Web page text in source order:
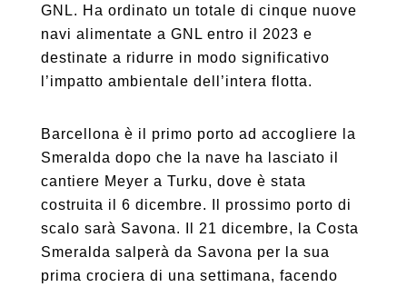
GNL. Ha ordinato un totale di cinque nuove
navi alimentate a GNL entro il 2023 e
destinate a ridurre in modo significativo
l’impatto ambientale dell’intera flotta.
Barcellona è il primo porto ad accogliere la
Smeralda dopo che la nave ha lasciato il
cantiere Meyer a Turku, dove è stata
costruita il 6 dicembre. Il prossimo porto di
scalo sarà Savona. Il 21 dicembre, la Costa
Smeralda salperà da Savona per la sua
prima crociera di una settimana, facendo